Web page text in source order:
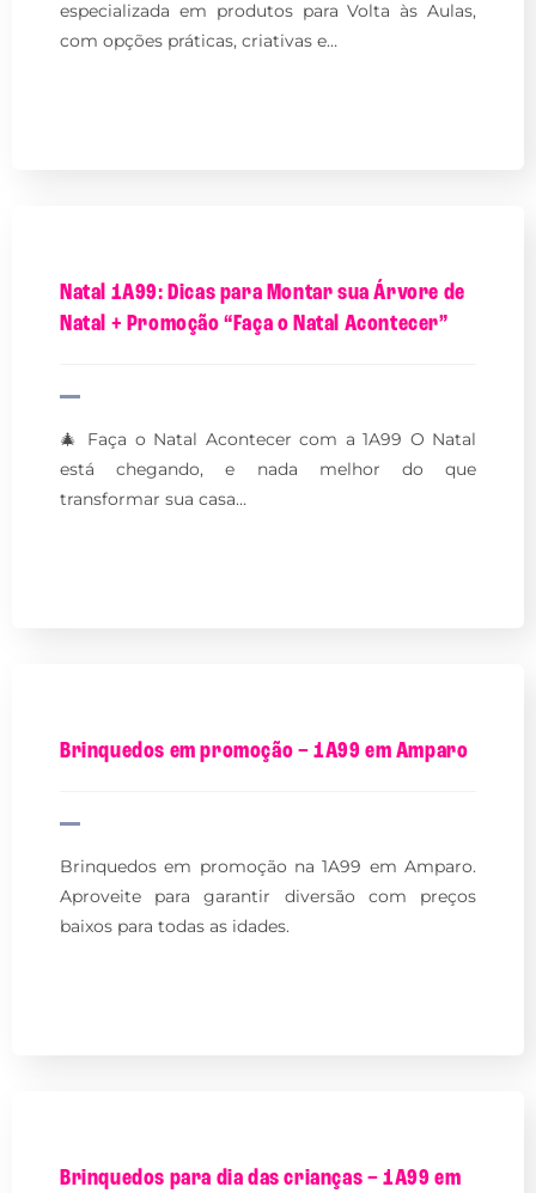
especializada em produtos para Volta às Aulas,
com opções práticas, criativas e…
Natal 1A99: Dicas para Montar sua Árvore de
Natal + Promoção “Faça o Natal Acontecer”
🎄 Faça o Natal Acontecer com a 1A99 O Natal
está chegando, e nada melhor do que
transformar sua casa…
Brinquedos em promoção – 1A99 em Amparo
Brinquedos em promoção na 1A99 em Amparo.
Aproveite para garantir diversão com preços
baixos para todas as idades.
Brinquedos para dia das crianças – 1A99 em